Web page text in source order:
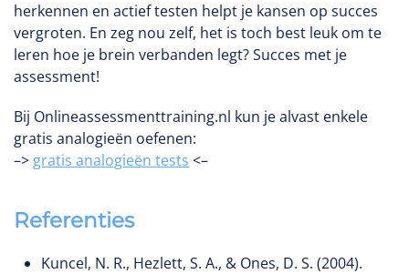
herkennen en actief testen helpt je kansen op succes
vergroten. En zeg nou zelf, het is toch best leuk om te
leren hoe je brein verbanden legt? Succes met je
assessment!
Bij Onlineassessmenttraining.nl kun je alvast enkele
gratis analogieën oefenen:
–> gratis analogieën tests <–
Referenties
Kuncel, N. R., Hezlett, S. A., & Ones, D. S. (2004).